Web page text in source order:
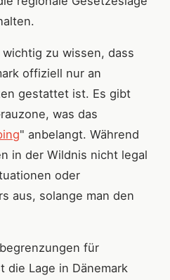
zu wissen, dass
offiziell nur an
gestattet ist. Es gibt
was das
" anbelangt. Während
in der Wildnis nicht legal
oder
aus, solange man den
für
die Lage in Dänemark